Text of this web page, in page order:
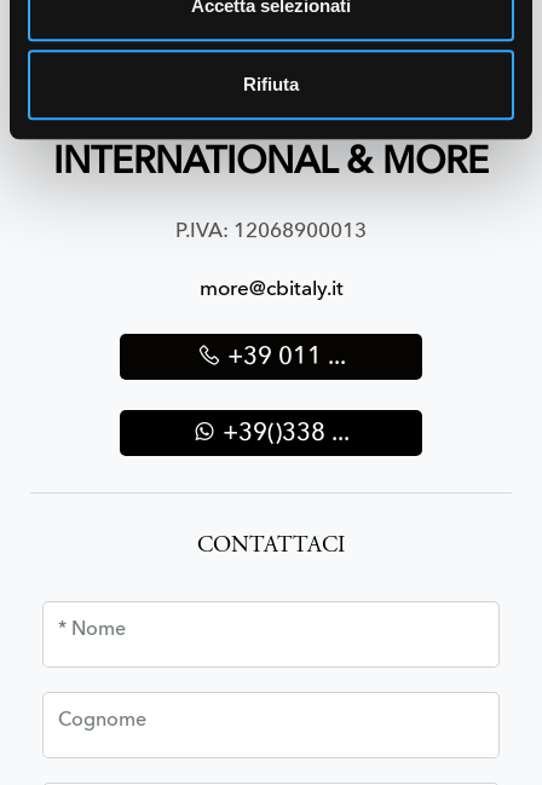
Accetta selezionati
Rifiuta
INTERNATIONAL & MORE
P.IVA: 12068900013
more@cbitaly.it
+39 011 ...
+39()338 ...
CONTATTACI
* Nome
Cognome